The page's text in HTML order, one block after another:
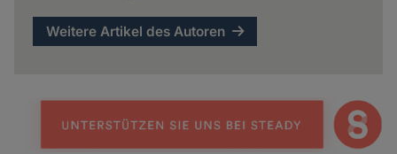
Weitere Artikel des Autoren